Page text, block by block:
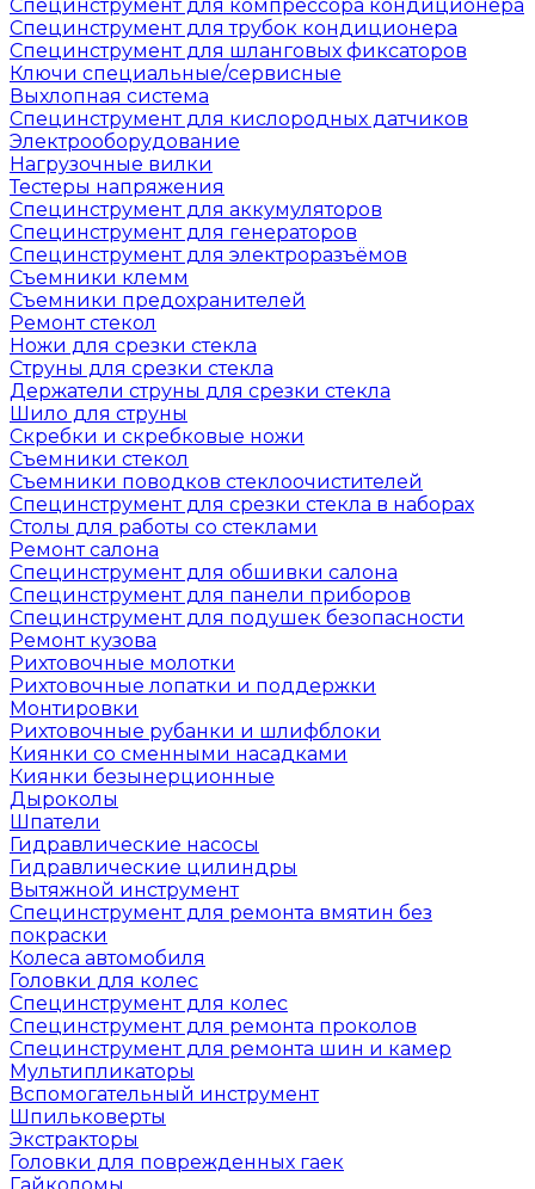
Специнструмент для компрессора кондиционера
Специнструмент для трубок кондиционера
Специнструмент для шланговых фиксаторов
Ключи специальные/сервисные
Выхлопная система
Специнструмент для кислородных датчиков
Электрооборудование
Нагрузочные вилки
Тестеры напряжения
Специнструмент для аккумуляторов
Специнструмент для генераторов
Специнструмент для электроразъёмов
Съемники клемм
Съемники предохранителей
Ремонт стекол
Ножи для срезки стекла
Струны для срезки стекла
Держатели струны для срезки стекла
Шило для струны
Скребки и скребковые ножи
Съемники стекол
Съемники поводков стеклоочистителей
Специнструмент для срезки стекла в наборах
Столы для работы со стеклами
Ремонт салона
Специнструмент для обшивки салона
Специнструмент для панели приборов
Специнструмент для подушек безопасности
Ремонт кузова
Рихтовочные молотки
Рихтовочные лопатки и поддержки
Монтировки
Рихтовочные рубанки и шлифблоки
Киянки со сменными насадками
Киянки безынерционные
Дыроколы
Шпатели
Гидравлические насосы
Гидравлические цилиндры
Вытяжной инструмент
Специнструмент для ремонта вмятин без
покраски
Колеса автомобиля
Головки для колес
Специнструмент для колес
Специнструмент для ремонта проколов
Специнструмент для ремонта шин и камер
Мультипликаторы
Вспомогательный инструмент
Шпильковерты
Экстракторы
Головки для поврежденных гаек